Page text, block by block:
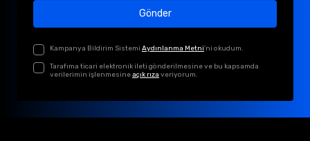
Gönder
Kampanya Bildirim Sistemi Aydınlanma Metni'ni okudum.
Tarafıma ticari elektronik ileti gönderilmesine ve bu kapsamda
verilerimin işlenmesineaçık rıza veriyorum.